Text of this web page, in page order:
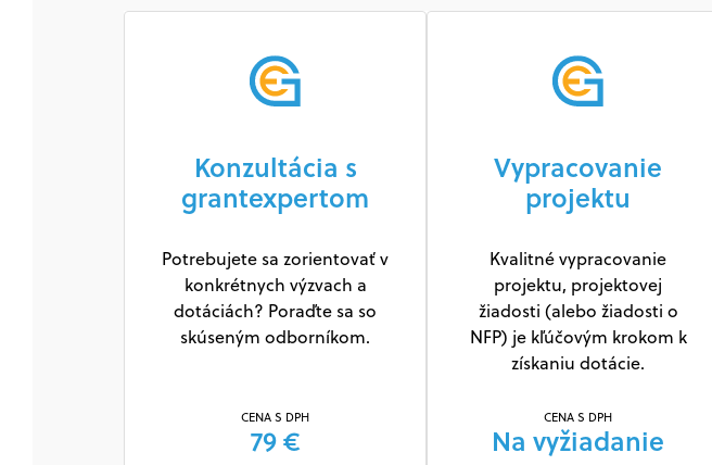
Konzultácia s
grantexpertom
Potrebujete sa zorientovať v
konkrétnych výzvach a
dotáciách? Poraďte sa so
skúseným odborníkom.
CENA S DPH
79 €
Vypracovanie
projektu
Kvalitné vypracovanie
projektu, projektovej
žiadosti (alebo žiadosti o
NFP) je kľúčovým krokom k
získaniu dotácie.
CENA S DPH
Na vyžiadanie